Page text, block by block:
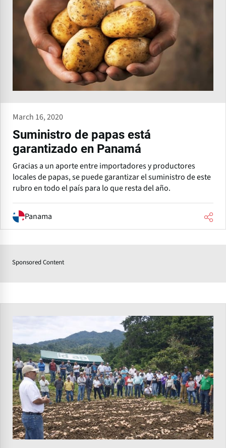
March 16, 2020
Suministro de papas está
garantizado en Panamá
Gracias a un aporte entre importadores y productores
locales de papas, se puede garantizar el suministro de este
rubro en todo el país para lo que resta del año.
Panama
Sponsored Content